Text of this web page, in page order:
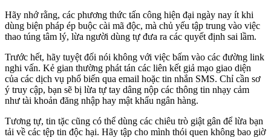
Hãy nhớ rằng, các phương thức tấn công hiện đại ngày nay ít khi
dùng biện pháp ép buộc cài mã độc, mà chủ yếu tập trung vào việc
thao túng tâm lý, lừa người dùng tự đưa ra các quyết định sai lầm.
Trước hết, hãy tuyệt đối nói không với việc bấm vào các đường link
nghi vấn. Kẻ gian thường phát tán các liên kết giả mạo giao diện
của các dịch vụ phổ biến qua email hoặc tin nhắn SMS. Chỉ cần sơ
ý truy cập, bạn sẽ bị lừa tự tay dâng nộp các thông tin nhạy cảm
như tài khoản đăng nhập hay mật khẩu ngân hàng.
Tương tự, tin tặc cũng có thể dùng các chiêu trò giật gân để lừa bạn
tải về các tệp tin độc hại. Hãy tập cho mình thói quen không bao giờ